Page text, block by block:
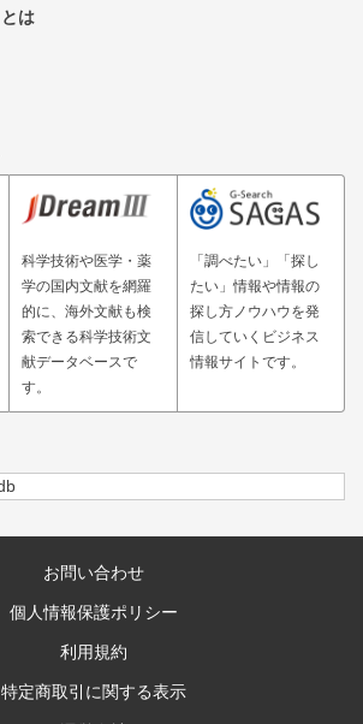
は
科学技術や医学・薬
学の国内文献を網羅
的に、海外文献も検
索できる科学技術文
献データベースで
す。
「調べたい」「探し
たい」情報や情報の
探し方ノウハウを発
信していくビジネス
情報サイトです。
お問い合わせ
個人情報保護ポリシー
利用規約
特定商取引に関する表示